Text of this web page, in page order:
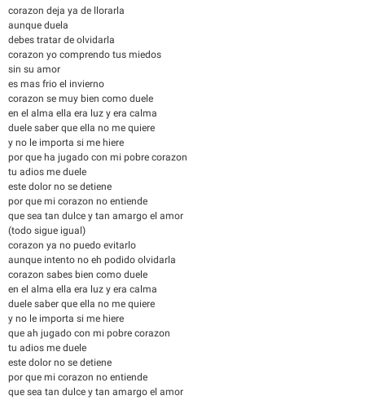
corazon deja ya de llorarla
aunque duela
debes tratar de olvidarla
corazon yo comprendo tus miedos
sin su amor
es mas frio el invierno
corazon se muy bien como duele
en el alma ella era luz y era calma
duele saber que ella no me quiere
y no le importa si me hiere
por que ha jugado con mi pobre corazon
tu adios me duele
este dolor no se detiene
por que mi corazon no entiende
que sea tan dulce y tan amargo el amor
(todo sigue igual)
corazon ya no puedo evitarlo
aunque intento no eh podido olvidarla
corazon sabes bien como duele
en el alma ella era luz y era calma
duele saber que ella no me quiere
y no le importa si me hiere
que ah jugado con mi pobre corazon
tu adios me duele
este dolor no se detiene
por que mi corazon no entiende
que sea tan dulce y tan amargo el amor